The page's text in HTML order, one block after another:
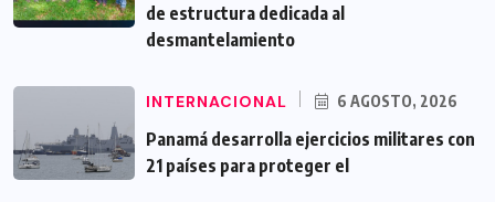
de estructura dedicada al
desmantelamiento
INTERNACIONAL 6 AGOSTO, 2026
Panamá desarrolla ejercicios militares con
21 países para proteger el